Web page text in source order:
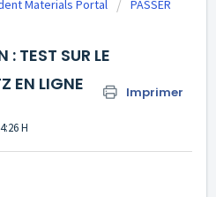
Materials Portal
PASSER
: TEST SUR LE
EN LIGNE
Imprimer
H